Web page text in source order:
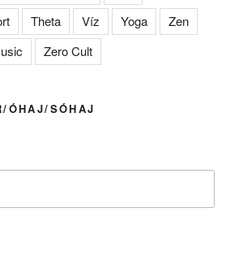
Theta Víz Yoga
Zen
Zero Cult
ÓHAJ/SÓHAJ